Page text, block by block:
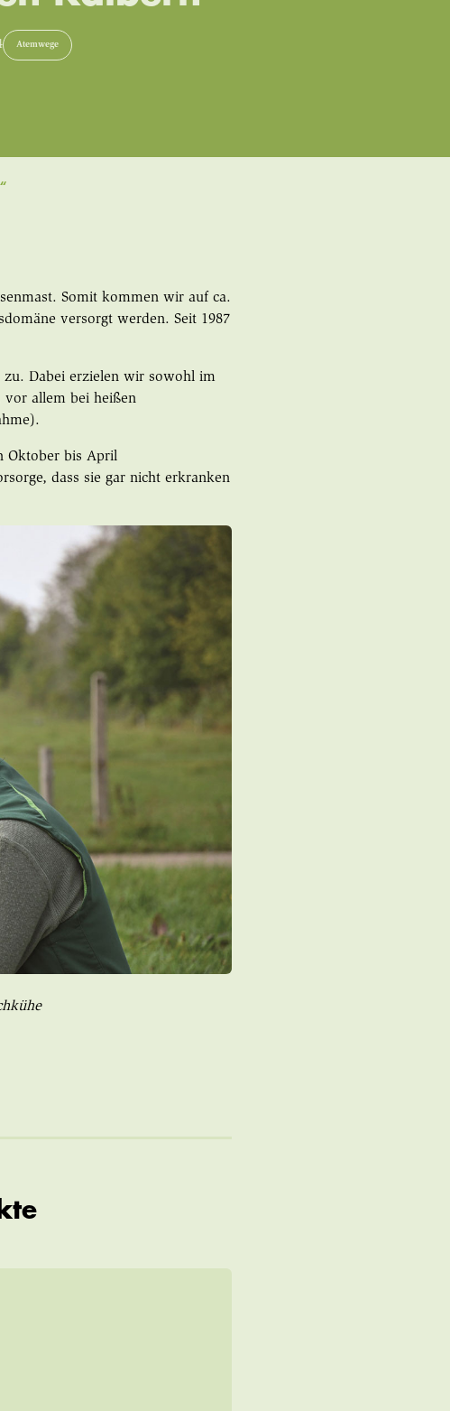
Atemwege
Somit kommen wir auf ca.
versorgt werden. Seit 1987
zu. Dabei erzielen wir sowohl im
vor allem bei heißen
Oktober bis April
dass sie gar nicht erkranken